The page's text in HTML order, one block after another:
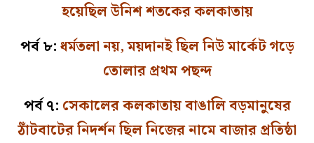
হয়েছিল উনিশ শতকের কলকাতায়
পর্ব ৮:ধর্মতলা নয়, ময়দানই ছিল নিউ মার্কেট গড়ে
তোলার প্রথম পছন্দ
পর্ব ৭: সেকালের কলকাতায় বাঙালি বড়মানুষের
ঠাঁটবাটের নিদর্শন ছিল নিজের নামে বাজার প্রতিষ্ঠা